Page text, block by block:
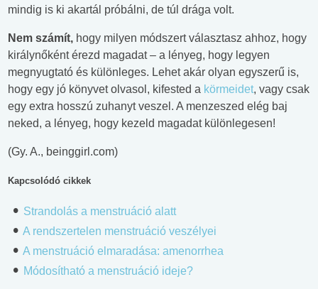
mindig is ki akartál próbálni, de túl drága volt.
Nem számít, hogy milyen módszert választasz ahhoz, hogy
királynőként érezd magadat – a lényeg, hogy legyen
megnyugtató és különleges. Lehet akár olyan egyszerű is,
hogy egy jó könyvet olvasol, kifested a körmeidet, vagy csak
egy extra hosszú zuhanyt veszel. A menzeszed elég baj
neked, a lényeg, hogy kezeld magadat különlegesen!
(Gy. A., beinggirl.com)
Kapcsolódó cikkek
Strandolás a menstruáció alatt
A rendszertelen menstruáció veszélyei
A menstruáció elmaradása: amenorrhea
Módosítható a menstruáció ideje?